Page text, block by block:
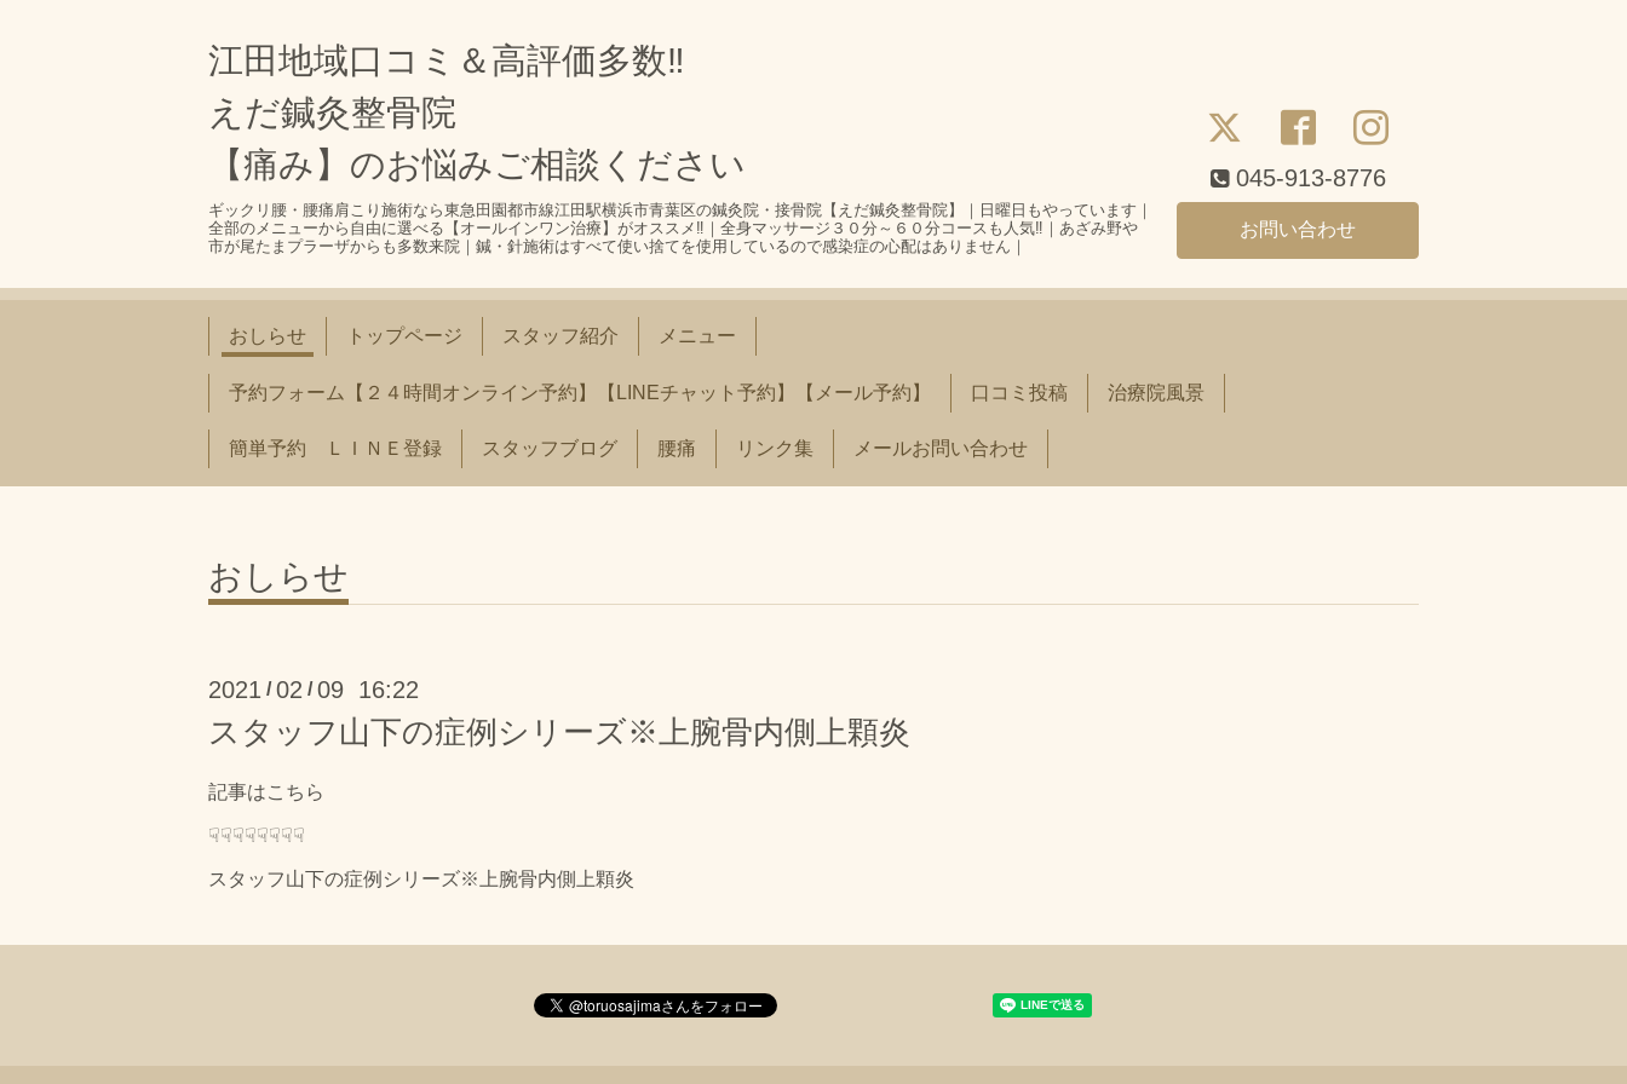
江田地域口コミ＆高評価多数‼
えだ鍼灸整骨院
【痛み】のお悩みご相談ください
ギックリ腰・腰痛肩こり施術なら東急田園都市線江田駅横浜市青葉区の鍼灸院・接骨院【えだ鍼灸整骨院】｜日曜日もやっています｜
全部のメニューから自由に選べる【オールインワン治療】がオススメ‼｜全身マッサージ３０分～６０分コースも人気‼｜あざみ野や
市が尾たまプラーザからも多数来院｜鍼・針施術はすべて使い捨てを使用しているので感染症の心配はありません｜
045-913-8776
お問い合わせ
おしらせ トップページ スタッフ紹介 メニュー
予約フォーム【２４時間オンライン予約】【LINEチャット予約】【メール予約】 口コミ投稿 治療院風景
簡単予約 ＬＩＮＥ登録 スタッフブログ 腰痛 リンク集 メールお問い合わせ
おしらせ
2021 /02 /09 16:22
スタッフ山下の症例シリーズ※上腕骨内側上顆炎
記事はこちら
☟☟☟☟☟☟☟☟
スタッフ山下の症例シリーズ※上腕骨内側上顆炎